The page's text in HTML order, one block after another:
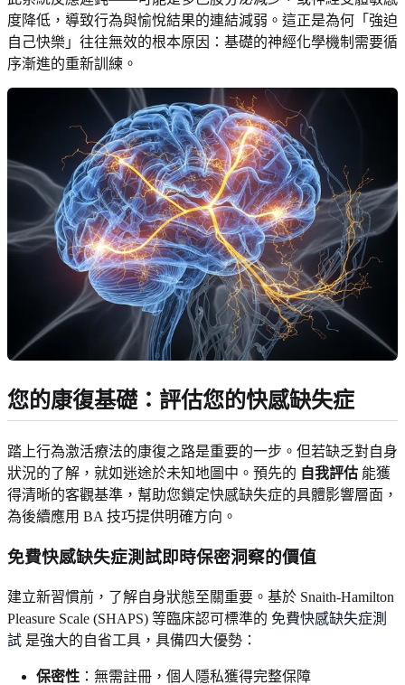
度降低，導致行為與愉悅結果的連結減弱。這正是為何「強迫
自己快樂」往往無效的根本原因：基礎的神經化學機制需要循
序漸進的重新訓練。
您的康復基礎：評估您的快感缺失症
踏上行為激活療法的康復之路是重要的一步。但若缺乏對自身
狀況的了解，就如迷途於未知地圖中。預先的 自我評估 能獲
得清晰的客觀基準，幫助您鎖定快感缺失症的具體影響層面，
為後續應用 BA 技巧提供明確方向。
免費快感缺失症測試即時保密洞察的價值
建立新習慣前，了解自身狀態至關重要。基於 Snaith-Hamilton
Pleasure Scale (SHAPS) 等臨床認可標準的 免費快感缺失症測
試 是強大的自省工具，具備四大優勢：
保密性 ：無需註冊，個人隱私獲得完整保障